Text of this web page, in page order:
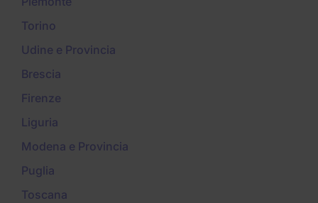
Torino
Udine e Provincia
Brescia
Firenze
Liguria
Modena e Provincia
Puglia
Toscana